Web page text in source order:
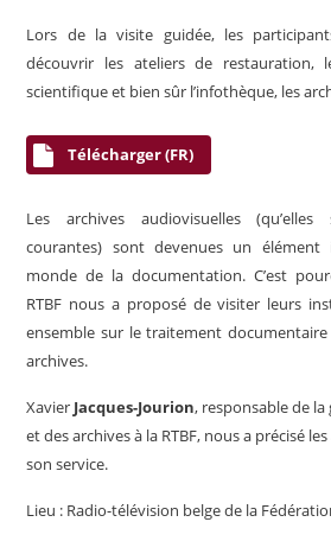
Lors de la visite guidée, les
découvrir les ateliers de restauration,
scientifique et bien sûr l’infothèque, les
Télécharger (FR)
Les archives audiovisuelles
courantes) sont devenues un élément
monde de la documentation. C’est
RTBF nous a proposé de visiter leurs
ensemble sur le traitement
archives.
Xavier Jacques-Jourion, responsable de
et des archives à la RTBF, nous a précisé
son service.
Lieu : Radio-télévision belge de la